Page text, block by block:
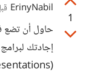
1
ErinyNabil
حاول أن تضع
إجادتك